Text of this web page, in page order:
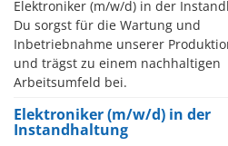
Elektroniker (m/w/d) in der
Du sorgst für die Wartung und
Inbetriebnahme unserer
und trägst zu einem nachhaltigen
Arbeitsumfeld bei.
Elektroniker (m/w/d) in der
Instandhaltung